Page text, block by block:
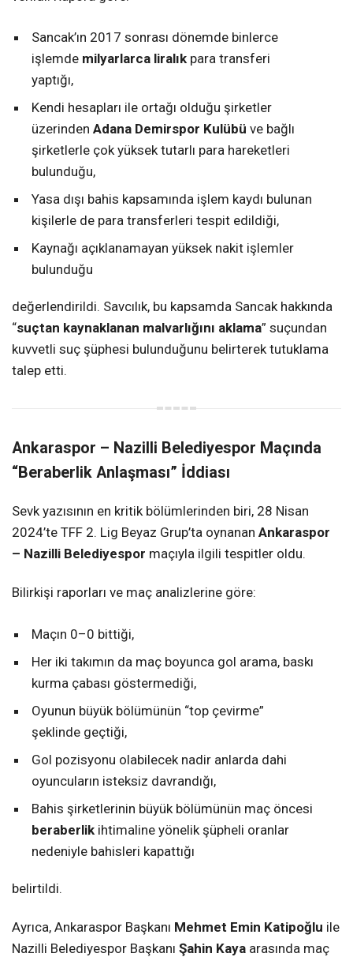
Sancak’ın 2017 sonrası dönemde binlerce
işlemde milyarlarca liralık para transferi
yaptığı,
Kendi hesapları ile ortağı olduğu şirketler
üzerinden Adana Demirspor Kulübü ve bağlı
şirketlerle çok yüksek tutarlı para hareketleri
bulunduğu,
Yasa dışı bahis kapsamında işlem kaydı bulunan
kişilerle de para transferleri tespit edildiği,
Kaynağı açıklanamayan yüksek nakit işlemler
bulunduğu
değerlendirildi. Savcılık, bu kapsamda Sancak hakkında
“suçtan kaynaklanan malvarlığını aklama” suçundan
kuvvetli suç şüphesi bulunduğunu belirterek tutuklama
talep etti.
Ankaraspor – Nazilli Belediyespor Maçında
“Beraberlik Anlaşması” İddiası
Sevk yazısının en kritik bölümlerinden biri, 28 Nisan
2024’te TFF 2. Lig Beyaz Grup’ta oynanan Ankaraspor
– Nazilli Belediyespor maçıyla ilgili tespitler oldu.
Bilirkişi raporları ve maç analizlerine göre:
Maçın 0–0 bittiği,
Her iki takımın da maç boyunca gol arama, baskı
kurma çabası göstermediği,
Oyunun büyük bölümünün “top çevirme”
şeklinde geçtiği,
Gol pozisyonu olabilecek nadir anlarda dahi
oyuncuların isteksiz davrandığı,
Bahis şirketlerinin büyük bölümünün maç öncesi
beraberlik ihtimaline yönelik şüpheli oranlar
nedeniyle bahisleri kapattığı
belirtildi.
Ayrıca, Ankaraspor Başkanı Mehmet Emin Katipoğlu ile
Nazilli Belediyespor Başkanı Şahin Kaya arasında maç